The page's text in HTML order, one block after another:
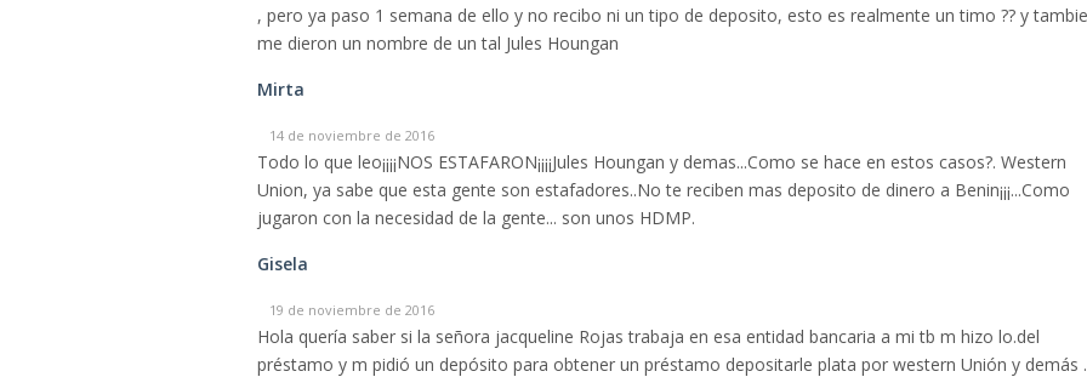
, pero ya paso 1 semana de ello y no recibo ni un tipo de deposito, esto es realmente un timo ?? y
me dieron un nombre de un tal Jules Houngan
Mirta
14 de noviembre de 2016
Todo lo que leo¡¡¡¡NOS ESTAFARON¡¡¡¡Jules Houngan y demas...Como se hace en estos casos?. Western
Union, ya sabe que esta gente son estafadores..No te reciben mas deposito de dinero a Benin¡¡¡...Como
jugaron con la necesidad de la gente... son unos HDMP.
Gisela
19 de noviembre de 2016
Hola quería saber si la señora jacqueline Rojas trabaja en esa entidad bancaria a mi tb m hizo lo.del
préstamo y m pidió un depósito para obtener un préstamo depositarle plata por western Unión y demás